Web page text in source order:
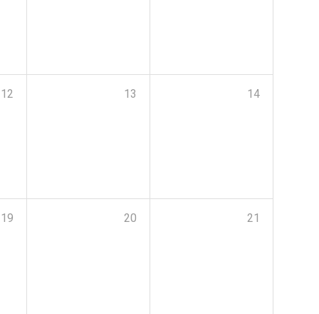
12 13 14
19 20 21